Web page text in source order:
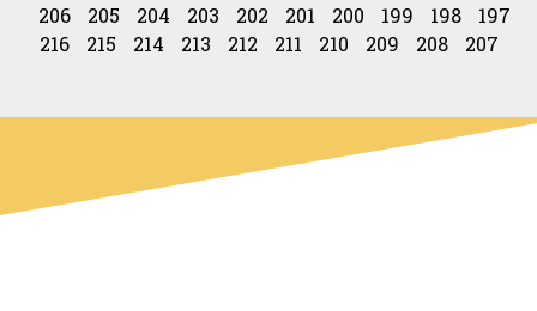
197
198
199
200
201
202
203
204
205
206
207
208
209
210
211
212
213
214
215
216